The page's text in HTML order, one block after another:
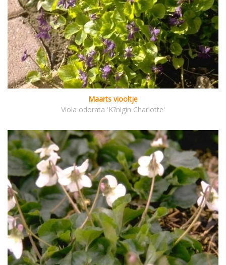
Maarts viooltje
Viola odorata 'K?nigin Charlotte'